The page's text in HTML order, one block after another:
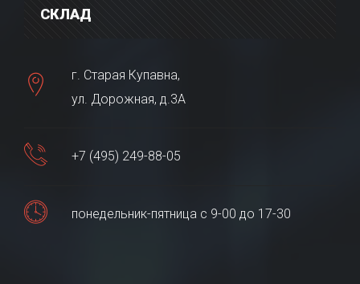
СКЛАД
г. Старая Купавна,
ул. Дорожная, д.3А
+7 (495) 249-88-05
понедельник-пятница с 9-00 до 17-30